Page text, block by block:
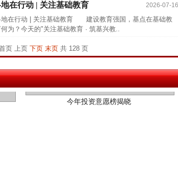
2026-07-16
在行动 | 关注基础教育
行动 | 关注基础教育 建设教育强国，基点在基础教
为？今天的"关注基础教育 · 筑基兴教..
页 上页 下页 末页共 128 页